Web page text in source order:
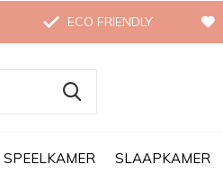
SPEELKAMER SLAAPKAMER
ECO FRIENDLY